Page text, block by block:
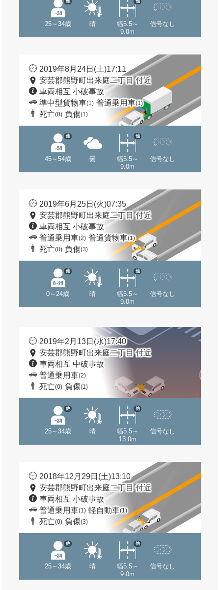
25～34歳
他
晴
幅5.5～
9.0m
他
信号なし
2019年8月24日(土)17:11
安芸郡熊野町出来庭二丁目 付近
車両相互 小破事故
準中型貨物車(1) 普通乗用車(1)
死亡(0) 負傷(1)
45～54歳
他
曇
幅5.5～
9.0m
他
信号なし
2019年6月25日(火)07:35
安芸郡熊野町出来庭二丁目 付近
車両相互 小破事故
普通乗用車(2) 普通貨物車(1)
死亡(0) 負傷(3)
0～24歳
他
晴
幅5.5～
9.0m
他
信号なし
2019年2月13日(水)17:40
安芸郡熊野町出来庭二丁目 付近
車両相互 中破事故
普通乗用車(2)
死亡(0) 負傷(1)
25～34歳
他
晴
幅5.5～
13.0m
他
信号なし
2018年12月29日(土)13:10
安芸郡熊野町出来庭二丁目 付近
車両相互 小破事故
普通乗用車(1) 軽自動車(1)
死亡(0) 負傷(3)
25～34歳
他
晴
幅5.5～
9.0m
他
信号なし